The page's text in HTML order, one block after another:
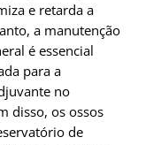
e retarda a
a manutenção
é essencial
para a
no
disso, os ossos
de